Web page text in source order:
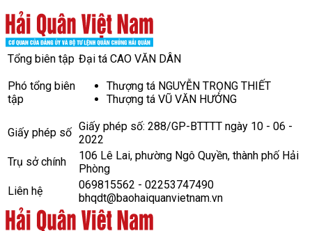
Tổng biên tập Đại tá CAO VĂN DÂN
Phó tổng biên
tập
Thượng tá NGUYỄN TRỌNG THIẾT
Thượng tá VŨ VĂN HƯỞNG
Giấy phép số Giấy phép số: 288/GP-BTTTT ngày 10 - 06 -
2022
Trụ sở chính
106 Lê Lai, phường Ngô Quyền, thành phố Hải
Phòng
Liên hệ
069815562 - 02253747490
bhqdt@baohaiquanvietnam.vn